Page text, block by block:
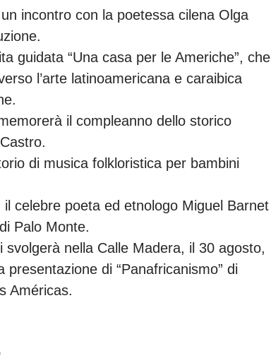
incontro con la poetessa cilena Olga
guidata “Una casa per le Americhe”, che
l’arte latinoamericana e caraibica
il compleanno dello storico
di musica folkloristica per bambini
celebre poeta ed etnologo Miguel Barnet
Palo Monte.
nella Calle Madera, il 30 agosto,
di “Panafricanismo” di
Américas.